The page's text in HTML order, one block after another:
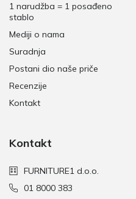
1 narudžba = 1 posađeno
stablo
Mediji o nama
Suradnja
Postani dio naše priče
Recenzije
Kontakt
Kontakt
FURNITURE1 d.o.o.
01 8000 383